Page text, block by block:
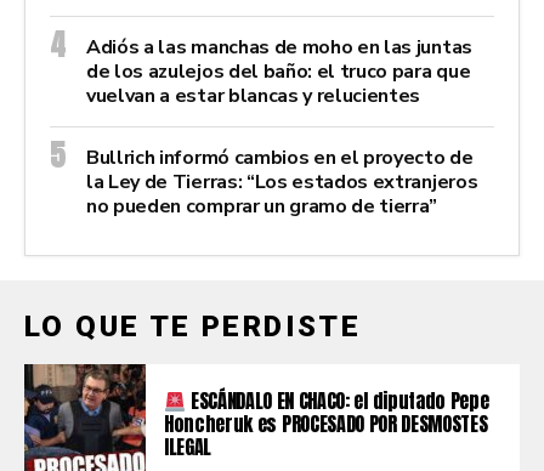
Adiós a las manchas de moho en las juntas
de los azulejos del baño: el truco para que
vuelvan a estar blancas y relucientes
Bullrich informó cambios en el proyecto de
la Ley de Tierras: “Los estados extranjeros
no pueden comprar un gramo de tierra”
LO QUE TE PERDISTE
ESCÁNDALO EN CHACO: el diputado Pepe
Honcheruk es PROCESADO POR DESMOSTES
ILEGAL